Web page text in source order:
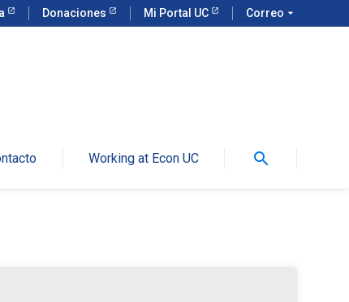
Donaciones Mi Portal UC Correo arrow_drop_down
Working at Econ UC search